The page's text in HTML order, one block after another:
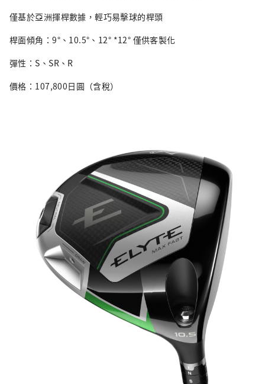
僅基於亞洲揮桿數據，輕巧易擊球的桿頭
桿面傾角：9°、10.5°、12° *12° 僅供客製化
彈性：S、SR、R
價格：107,800日圓（含稅）